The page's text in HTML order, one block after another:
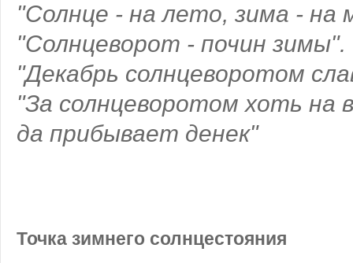
"Солнце - на лето, зима - на
"Солнцеворот - почин зимы".
"Декабрь солнцеворотом
"За солнцеворотом хоть на
да прибывает денек"
Точка зимнего солнцестояния